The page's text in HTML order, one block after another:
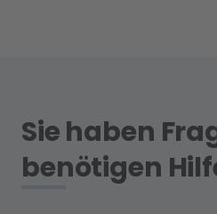
Sie haben
benötigen